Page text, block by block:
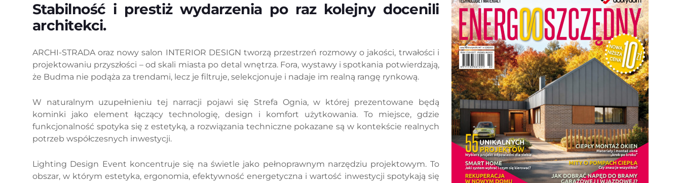
Stabilność i prestiż wydarzenia po raz kolejny docenili
architekci.
ARCHI-STRADA oraz nowy salon INTERIOR DESIGN tworzą przestrzeń rozmowy o jakości, trwałości i
projektowaniu przyszłości – od skali miasta po detal wnętrza. Fora, wystawy i spotkania potwierdzają,
że Budma nie podąża za trendami, lecz je filtruje, selekcjonuje i nadaje im realną rangę rynkową.
W naturalnym uzupełnieniu tej narracji pojawi się Strefa Ognia, w której prezentowane będą
kominki jako element łączący technologię, design i komfort użytkowania. To miejsce, gdzie
funkcjonalność spotyka się z estetyką, a rozwiązania techniczne pokazane są w kontekście realnych
potrzeb współczesnych inwestycji.
Lighting Design Event koncentruje się na świetle jako pełnoprawnym narzędziu projektowym. To
obszar, w którym estetyka, ergonomia, efektywność energetyczna i wartość inwestycji spotykają się